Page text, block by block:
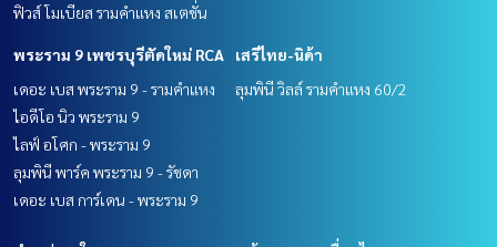
ฟิวส์ โมเบียส รามคำแหง สเตชั่น
พระราม 9 เพชรบุรีตัดใหม่ RCA
เดอะ เบส พระราม 9 - รามคำแหง
ไอดีโอ นิว พระราม 9
ไลฟ์ อโศก - พระราม 9
ลุมพินี พาร์ค พระราม 9 - รัชดา
เดอะ เบส การ์เดน - พระราม 9
เสรีไทย-นิด้า
ลุมพินี วิลล์ รามคำแหง 60/2